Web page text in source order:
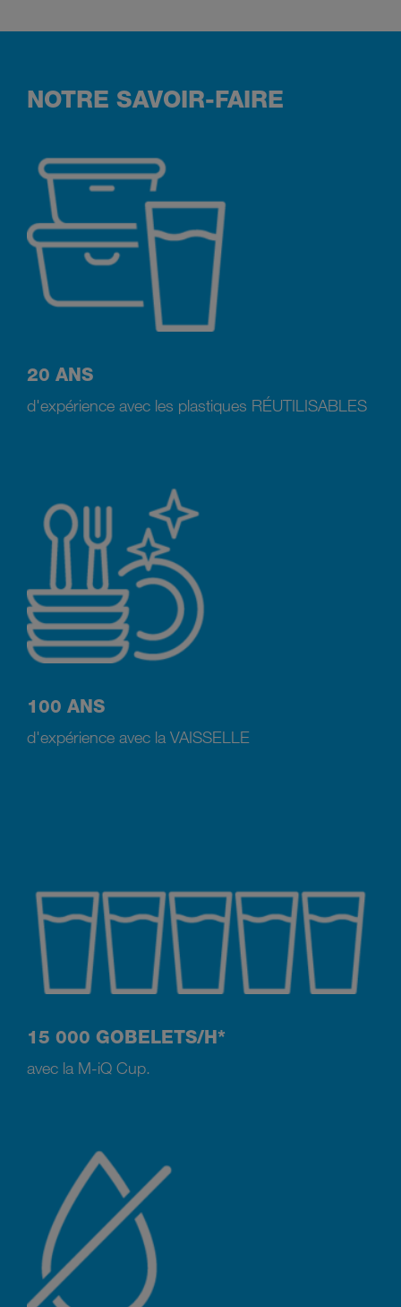
NOTRE SAVOIR-FAIRE
20 ANS
d'expérience avec les plastiques RÉUTILISABLES
100 ANS
d'expérience avec la VAISSELLE
15 000 GOBELETS/H*
avec la M-iQ Cup.